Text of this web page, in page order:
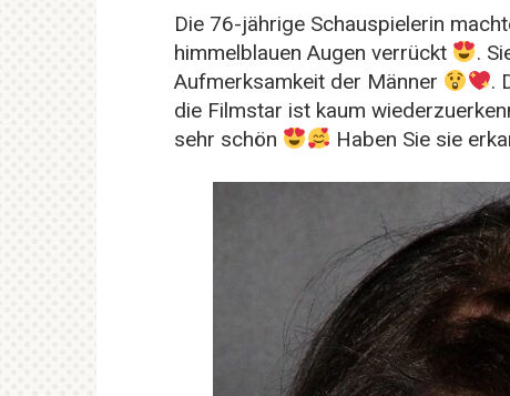
Die 76-jährige Schauspielerin
himmelblauen Augen verrückt
.
Aufmerksamkeit der Männer
.
die Filmstar ist kaum
sehr schön
Haben Sie sie